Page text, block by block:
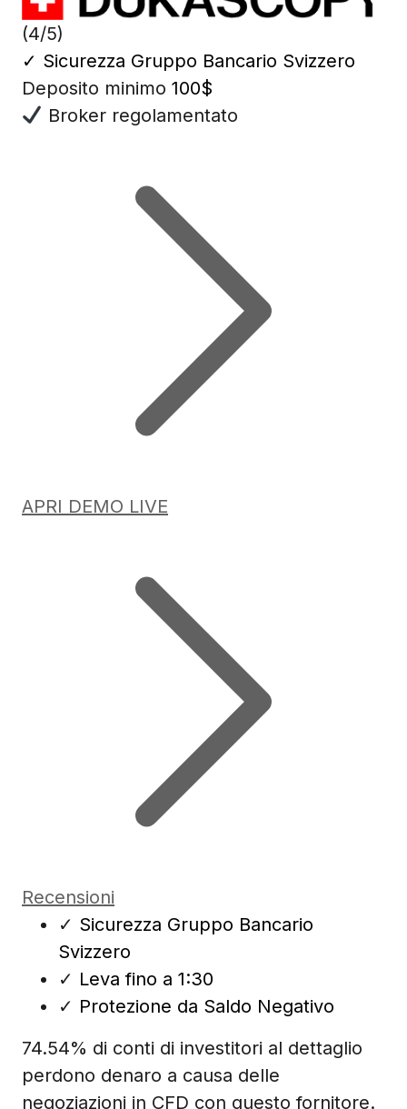
(4/5)
✓ Sicurezza Gruppo Bancario Svizzero
Deposito minimo 100$
Broker regolamentato
APRI DEMO LIVE
Recensioni
✓ Sicurezza Gruppo Bancario
Svizzero
✓ Leva fino a 1:30
✓ Protezione da Saldo Negativo
74.54% di conti di investitori al dettaglio
perdono denaro a causa delle
negoziazioni in CFD con questo fornitore.